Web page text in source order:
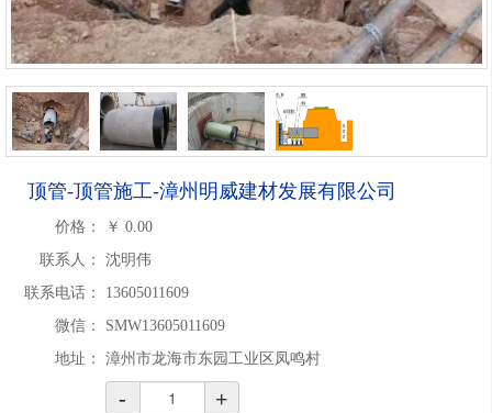
顶管-顶管施工-漳州明威建材发展有限公司
价格： ￥ 0.00
联系人：
沈明伟
联系电话：
13605011609
微信：
SMW13605011609
地址：
漳州市龙海市东园工业区凤鸣村
- +